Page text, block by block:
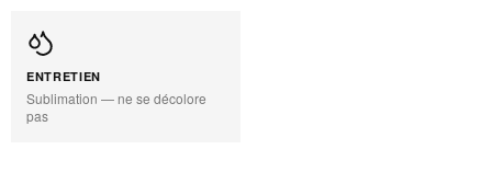
ENTRETIEN
Sublimation — ne se décolore
pas